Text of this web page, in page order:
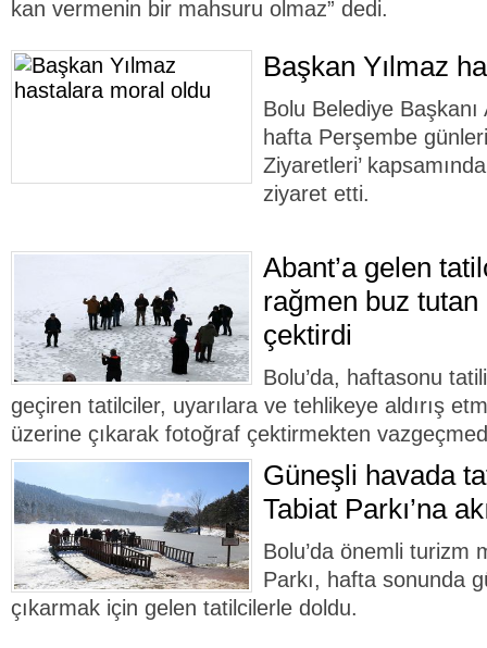
kan vermenin bir mahsuru olmaz” dedi.
Başkan Yılmaz
Bolu Belediye
hafta Perşembe
Ziyaretleri’
ziyaret etti.
Abant’a gelen
rağmen buz
çektirdi
Bolu’da, haftasonu
geçiren tatilciler, uyarılara ve tehlikeye aldırış
üzerine çıkarak fotoğraf çektirmekten
Güneşli havada
Tabiat Parkı’na
Bolu’da önemli turizm
Parkı, hafta sonunda
çıkarmak için gelen tatilcilerle doldu.